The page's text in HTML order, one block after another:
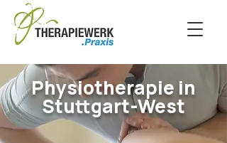
Physiotherapie in
Stuttgart-West